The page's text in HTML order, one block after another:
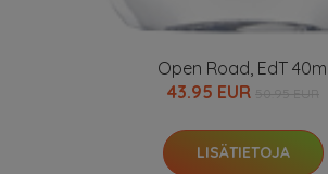
Open Road, EdT 40ml
43.95 EUR
LISÄTIETOJA